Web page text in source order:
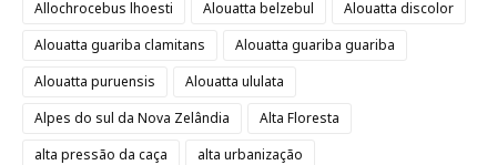
Allochrocebus lhoesti
Alouatta belzebul
Alouatta discolor
Alouatta guariba clamitans
Alouatta guariba guariba
Alouatta puruensis
Alouatta ululata
Alpes do sul da Nova Zelândia
Alta Floresta
alta pressão da caça
alta urbanização